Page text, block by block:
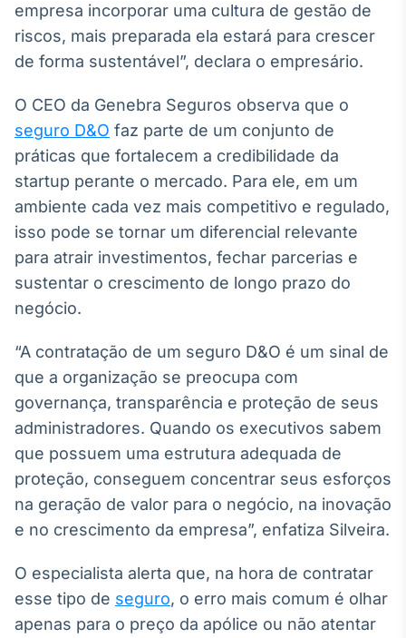
empresa incorporar uma cultura de gestão de
riscos, mais preparada ela estará para crescer
de forma sustentável”, declara o empresário.
O CEO da Genebra Seguros observa que o
seguro D&O faz parte de um conjunto de
práticas que fortalecem a credibilidade da
startup perante o mercado. Para ele, em um
ambiente cada vez mais competitivo e regulado,
isso pode se tornar um diferencial relevante
para atrair investimentos, fechar parcerias e
sustentar o crescimento de longo prazo do
negócio.
“A contratação de um seguro D&O é um sinal de
que a organização se preocupa com
governança, transparência e proteção de seus
administradores. Quando os executivos sabem
que possuem uma estrutura adequada de
proteção, conseguem concentrar seus esforços
na geração de valor para o negócio, na inovação
e no crescimento da empresa”, enfatiza Silveira.
O especialista alerta que, na hora de contratar
esse tipo de seguro, o erro mais comum é olhar
apenas para o preço da apólice ou não atentar